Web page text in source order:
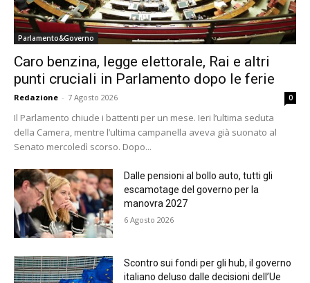
Parlamento&Governo
Caro benzina, legge elettorale, Rai e altri
punti cruciali in Parlamento dopo le ferie
Redazione - 7 Agosto 2026 0
Il Parlamento chiude i battenti per un mese. Ieri l’ultima seduta
della Camera, mentre l’ultima campanella aveva già suonato al
Senato mercoledì scorso. Dopo...
Dalle pensioni al bollo auto, tutti gli
escamotage del governo per la
manovra 2027
6 Agosto 2026
Scontro sui fondi per gli hub, il governo
italiano deluso dalle decisioni dell’Ue